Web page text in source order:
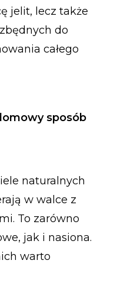
jelit, lecz także
do
całego
sposób
naturalnych
w walce z
To zarówno
jak i nasiona.
warto